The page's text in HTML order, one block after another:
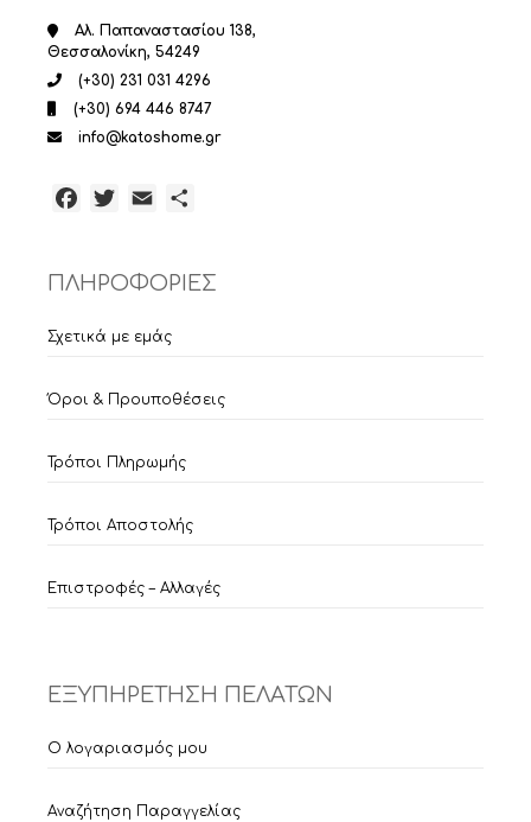
Αλ. Παπαναστασίου 138,
Θεσσαλονίκη, 54249
(+30) 231 031 4296
(+30) 694 446 8747
info@katoshome.gr
Facebook
TwitterEmail
ΠΛΗΡΟΦΟΡΙΕΣ
Σχετικά με εμάς
Όροι & Προυποθέσεις
Τρόποι Πληρωμής
Τρόποι Αποστολής
Επιστροφές – Αλλαγές
ΕΞΥΠΗΡΕΤΗΣΗ ΠΕΛΑΤΩΝ
Ο λογαριασμός μου
Αναζήτηση Παραγγελίας